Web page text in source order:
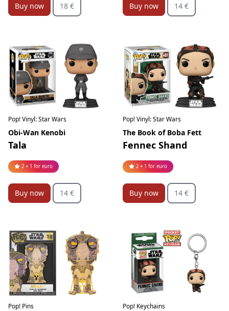
Buy now 18 € Buy now 14 €
Pop! Vinyl: Star Wars
Obi-Wan Kenobi
Tala
2 + 1 for euro
Buy now 14 €
Pop! Vinyl: Star Wars
The Book of Boba Fett
Fennec Shand
2 + 1 for euro
Buy now 14 €
Pop! Pins Pop! Keychains